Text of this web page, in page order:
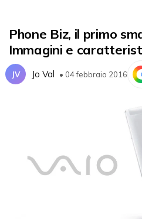
Phone Biz, il primo
Immagini e
JV Jo Val • 04 febbraio 2016